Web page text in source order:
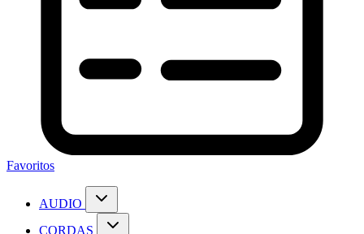
Favoritos
AUDIO
CORDAS